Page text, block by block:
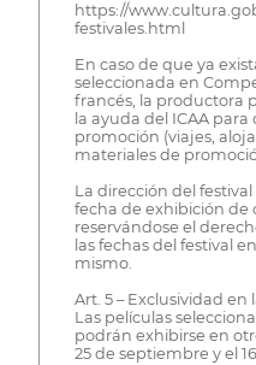
https://
festivales.html
En caso de que ya
seleccionada en
francés, la productora
la ayuda del ICAA
promoción (viajes,
materiales de
La dirección del
fecha de exhibición de
reservándose el
las fechas del festival
mismo.
Art. 5 – Exclusividad en
Las películas
podrán exhibirse en
25 de septiembre y el